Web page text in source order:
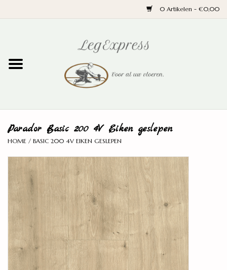
0 Artikelen - €0,00
Parket
Ondervloeren
Plinten
Wand en trap
Legservice
Parador Basic 200 4V Eiken geslepen
HOME / BASIC 200 4V EIKEN GESLEPEN